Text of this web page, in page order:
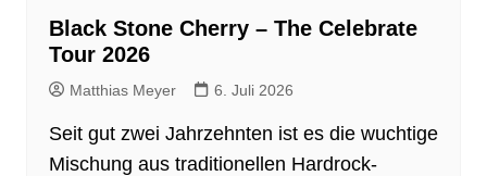
Black Stone Cherry – The Celebrate
Tour 2026
Matthias Meyer 6. Juli 2026
Seit gut zwei Jahrzehnten ist es die wuchtige
Mischung aus traditionellen Hardrock-